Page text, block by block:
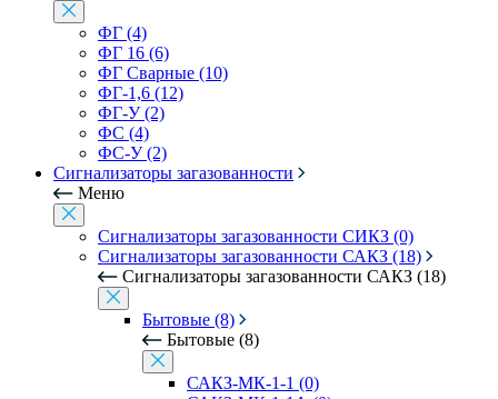
ФГ (4)
ФГ 16 (6)
ФГ Сварные (10)
ФГ-1,6 (12)
ФГ-У (2)
ФС (4)
ФС-У (2)
Сигнализаторы загазованности
Меню
Сигнализаторы загазованности СИКЗ (0)
Сигнализаторы загазованности САКЗ (18)
Сигнализаторы загазованности САКЗ (18)
Бытовые (8)
Бытовые (8)
САКЗ-МК-1-1 (0)